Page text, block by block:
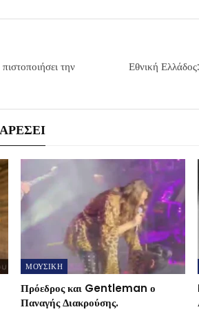
την
Εθνική
ΜΟΥΣΙΚΗ
Πρόεδρος και Gentleman ο
Παναγής Διακρούσης.